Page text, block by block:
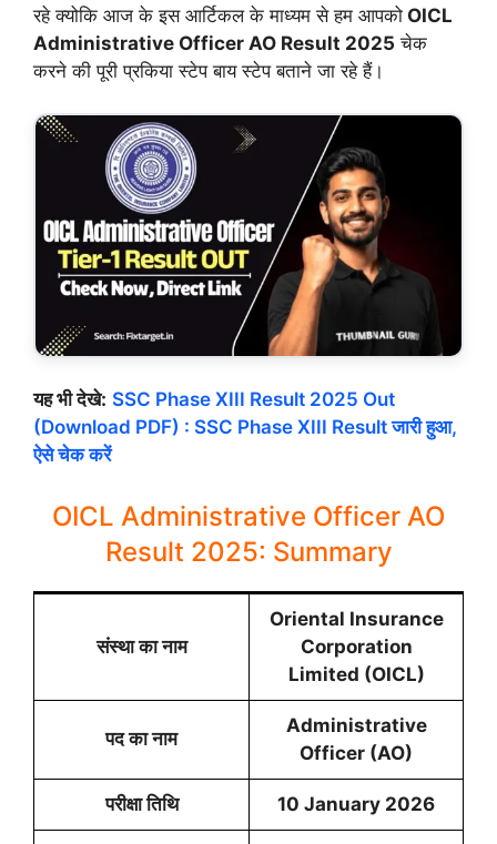
रहे क्योकि आज के इस आर्टिकल के माध्यम से हम आपको OICL
Administrative Officer AO Result 2025 चेक
करने की पूरी प्रकिया स्टेप बाय स्टेप बताने जा रहे हैं।
यह भी देखे: SSC Phase XIII Result 2025 Out
(Download PDF) : SSC Phase XIII Result जारी हुआ,
ऐसे चेक करें
OICL Administrative Officer AO
Result 2025: Summary
संस्था का नाम
Oriental Insurance
Corporation
Limited (OICL)
पद का नाम
Administrative
Officer (AO)
परीक्षा तिथि 10 January 2026